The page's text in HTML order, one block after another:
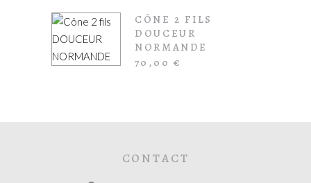
CÔNE 2 FILS
DOUCEUR
NORMANDE
70,00 €
CONTACT